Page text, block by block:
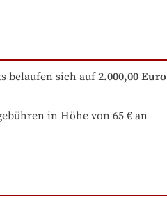
belaufen sich auf2.000,00 Euro
in Höhe von 65 € an